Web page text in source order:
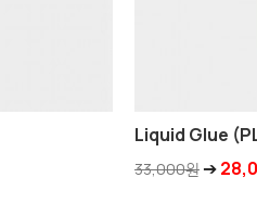
Liquid Glue
33,000원 ➔